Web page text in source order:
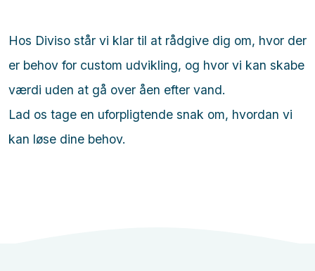
Hos Diviso står vi klar til at rådgive dig om, hvor der
er behov for custom udvikling, og hvor vi kan skabe
værdi uden at gå over åen efter vand.
Lad os tage en uforpligtende snak om, hvordan vi
kan løse dine behov.